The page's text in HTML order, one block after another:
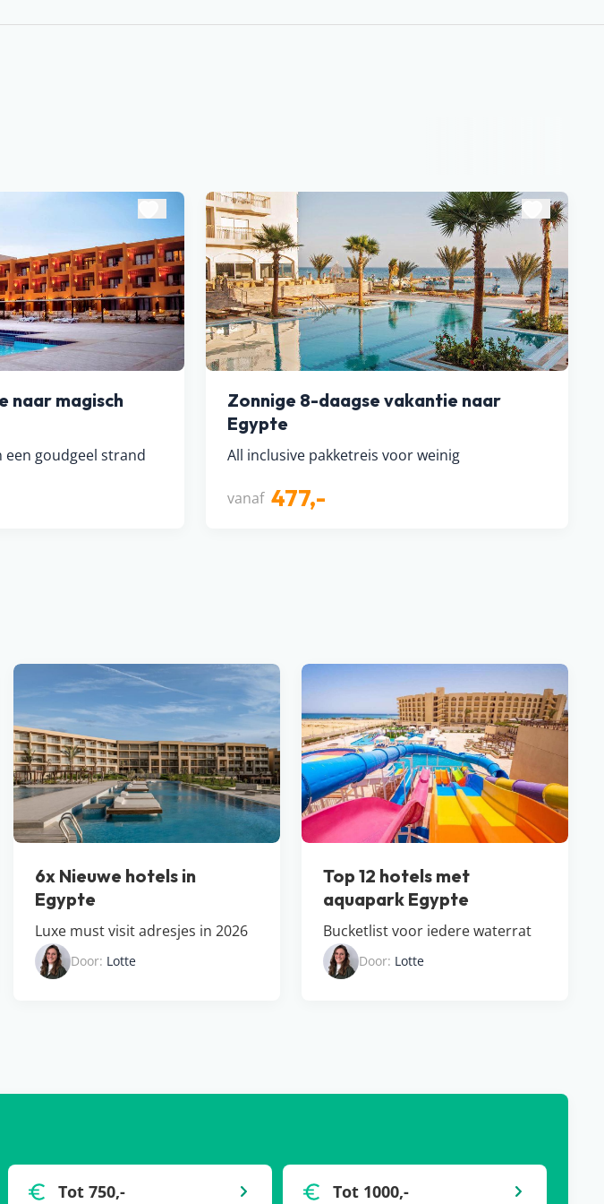
naar magisch
goudgeel strand
Zonnige 8-daagse vakantie naar
Egypte
All inclusive pakketreis voor weinig
vanaf 477,-
6x Nieuwe hotels in
Egypte
Luxe must visit adresjes in 2026
Door: Lotte
Top 12 hotels met
aquapark Egypte
Bucketlist voor iedere waterrat
Door: Lotte
Tot 750,- Tot 1000,-